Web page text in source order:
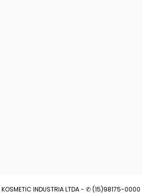
INDUSTRIA LTDA - ✆ (15)98175-0000